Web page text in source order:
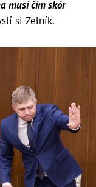
musí čím skôr
si Zelník.